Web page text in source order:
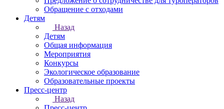
Обращение с отходами
Детям
Назад
Детям
Общая информация
Мероприятия
Конкурсы
Экологическое образование
Образовательные проекты
Пресс-центр
Назад